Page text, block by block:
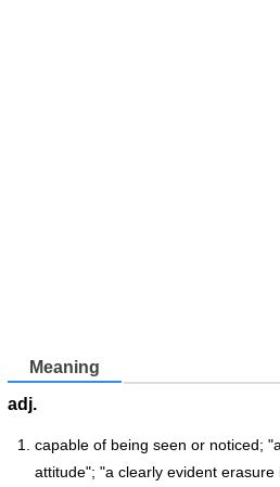
Meaning
adj.
capable of being seen or noticed;
attitude"; "a clearly evident